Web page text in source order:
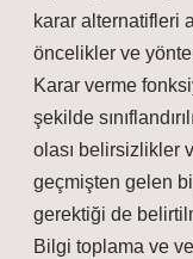
karar alternatifleri
öncelikler ve
Karar verme
şekilde
olası belirsizlikler
geçmişten gelen
gerektiği de
Bilgi toplama ve